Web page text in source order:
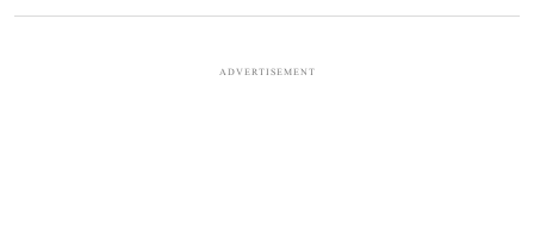
ADVERTISEMENT